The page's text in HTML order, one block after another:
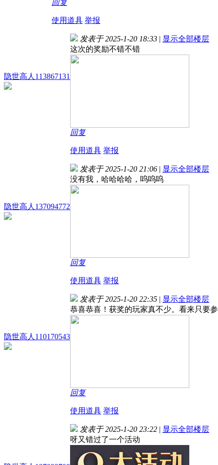
回复
使用道具 举报
隐世高人113867131
发表于 2025-1-20 18:33 | 显示全部楼层
这次的奖励不错不错
回复
使用道具 举报
隐世高人137094772
发表于 2025-1-20 21:06 | 显示全部楼层
没有我，哈哈哈哈，呜呜呜
回复
使用道具 举报
隐世高人110170543
发表于 2025-1-20 22:35 | 显示全部楼层
恭喜恭喜！获奖的玩家真不少。看来只要
回复
使用道具 举报
发表于 2025-1-20 23:22 | 显示全部楼层
呀又错过了一个活动